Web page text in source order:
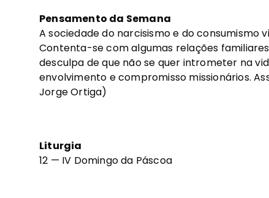
Pensamento da Semana
A sociedade do narcisismo e do consumismo
Contenta-se com algumas relações
desculpa de que não se quer intrometer na
envolvimento e compromisso missionários.
Jorge Ortiga)
Liturgia
12 — IV Domingo da Páscoa